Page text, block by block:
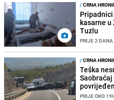
/CRNA
kasarne u
Tuzlu
PRIJE 2 DANA
/CRNA
Teška
PRIJE OKO